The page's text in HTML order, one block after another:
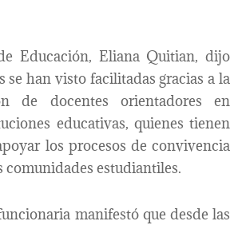
Educación, Eliana Quitian, dijo
se han visto facilitadas gracias a la
de docentes orientadores en
educativas, quienes tienen
los procesos de convivencia
comunidades estudiantiles.
manifestó que desde las